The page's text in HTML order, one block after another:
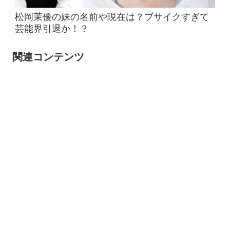
松岡茉優の妹の名前や現在は？ブサイクすぎて
芸能界引退か！？
関連コンテンツ